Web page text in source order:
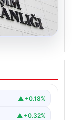
Paktı
▲ +0.18%
▲ +0.32%